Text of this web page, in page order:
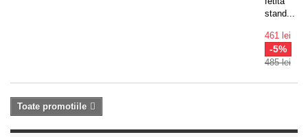
stand...
461 lei
-5%
485 lei
Toate promotiile